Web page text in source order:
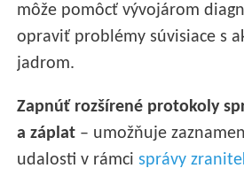
môže pomôcť vývojárom
opraviť problémy súvisiace s
jadrom.
Zapnúť rozšírené protokoly
a záplat – umožňuje
udalosti v rámcisprávy